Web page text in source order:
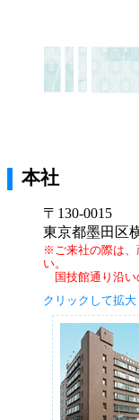
本社
〒130-0015
東京都墨田区
※ご来社の際は、
い。
国技館通り沿
クリックして拡大